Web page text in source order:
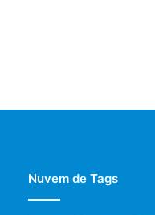
Nuvem de Tags